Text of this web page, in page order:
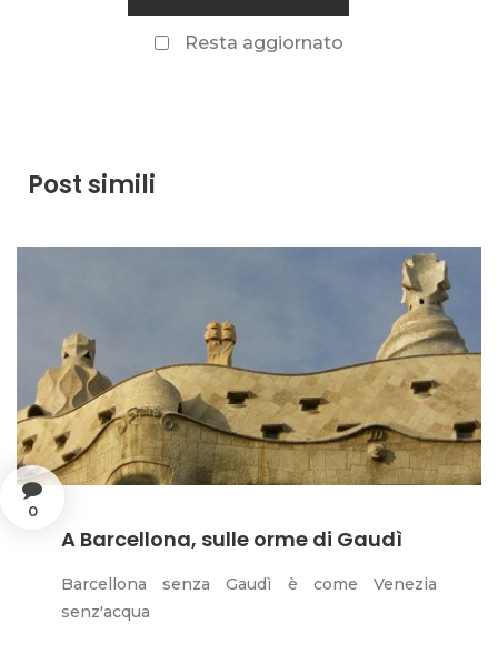
Resta aggiornato
Post simili
0
A Barcellona, sulle orme di Gaudì
Barcellona senza Gaudì è come Venezia
senz'acqua